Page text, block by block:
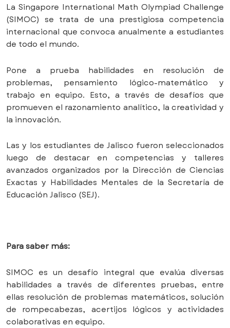
La Singapore International Math Olympiad Challenge
(SIMOC) se trata de una prestigiosa competencia
internacional que convoca anualmente a estudiantes
de todo el mundo.
Pone a prueba habilidades en resolución de
problemas, pensamiento lógico-matemático y
trabajo en equipo. Esto, a través de desafíos que
promueven el razonamiento analítico, la creatividad y
la innovación.
Las y los estudiantes de Jalisco fueron seleccionados
luego de destacar en competencias y talleres
avanzados organizados por la Dirección de Ciencias
Exactas y Habilidades Mentales de la Secretaría de
Educación Jalisco (SEJ).
Para saber más:
SIMOC es un desafío integral que evalúa diversas
habilidades a través de diferentes pruebas, entre
ellas resolución de problemas matemáticos, solución
de rompecabezas, acertijos lógicos y actividades
colaborativas en equipo.